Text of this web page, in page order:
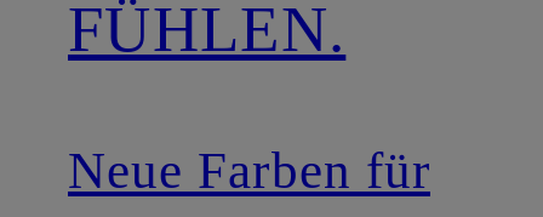
FÜHLEN.
Neue Farben für